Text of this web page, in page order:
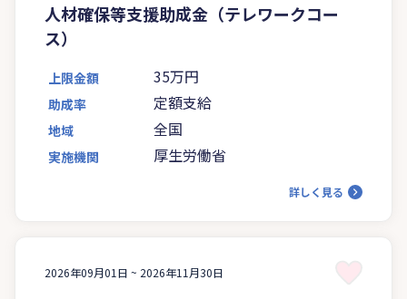
人材確保等支援助成金（テレワークコー
ス）
上限金額 35万円
助成率 定額支給
地域 全国
実施機関 厚生労働省
詳しく見る
2026年09月01日 ~ 2026年11月30日